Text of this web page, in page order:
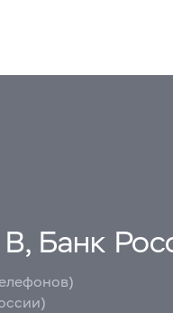
В, Банк